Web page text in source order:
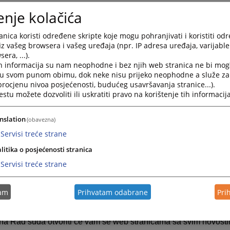
se sastoji od šest grupa informacija. Raspoređene su u
obuhvata najaktuelnije informacije vezane za
su informacije o aktivnostima koje su se već desile.
predsjednika sadrži pozdravnu riječ predsjednika suda kao
i želje za što boljom međusobnom komunikacijom.
događaja predstavlja najavu budućih događanja važnih
događanja.
postavljana pitanja prikazuje pitanja i odgovore koji su
vezana su za rad suda ili druge aktivnosti vezane za sam sud.
suđenja prikazuje detaljne informacije o suđenjima u
period.
iz pravosuđa obuhvata informacije koje su vezane za
Klikom na riječ “više” prebaciti će vas arhivu aktuelnosti ili
Rad suda otvoriti će vam se web stranicama sa svim
kolačića
koristi određene skripte koje mogu pohranjivati i koristiti
vašeg browsera i vašeg uređaja (npr. IP adresa uređaja,
...).
informacija su nam neophodne i bez njih web stranica ne bi
svom punom obimu, dok neke nisu prijeko neophodne a služe
nivoa posjećenosti, budućeg usavršavanja stranice...).
možete dozvoliti ili uskratiti pravo na korištenje tih
(obavezna)
Servisi treće strane
o posjećenosti stranica
Servisi treće strane
Prihvatam odabrane